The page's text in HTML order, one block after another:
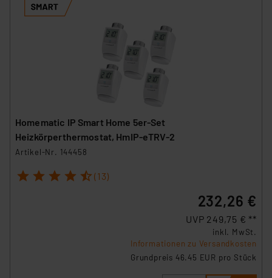
Homematic IP Smart Home 5er-Set
Heizkörperthermostat, HmIP-eTRV-2
Artikel-Nr. 144458
1 2 3 4 5 (13)
232,26 €
UVP 249,75 € **
inkl. MwSt.
Informationen zu Versandkosten
Grundpreis 46.45 EUR pro Stück